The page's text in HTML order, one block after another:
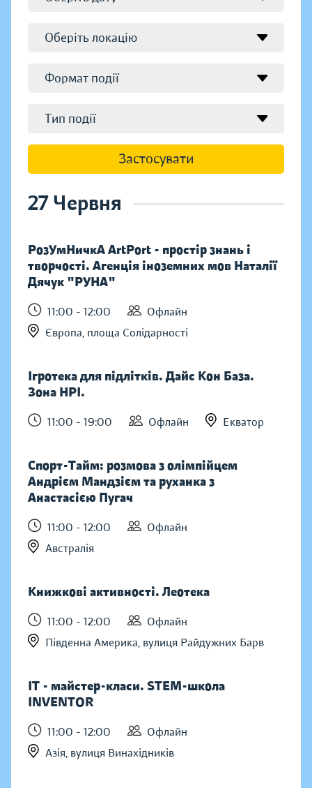
Застосувати
27 Червня
РозУмНичкА ArtPort - простір знань і
творчості. Агенція іноземних мов Наталії
Дячук "РУНА"
11:00 - 12:00
Офлайн
Європа, площа Солідарності
Ігротека для підлітків. Дайс Кон База.
Зона НРІ.
11:00 - 19:00 Офлайн Екватор
Спорт-Тайм: розмова з олімпійцем
Андрієм Мандзієм та руханка з
Анастасією Пугач
11:00 - 12:00
Офлайн
Австралія
Книжкові активності. Леотека
11:00 - 12:00
Офлайн
Південна Америка, вулиця Райдужних Барв
IT - майстер-класи. STEM-школа
INVENTOR
11:00 - 12:00
Офлайн
Азія, вулиця Винахідників